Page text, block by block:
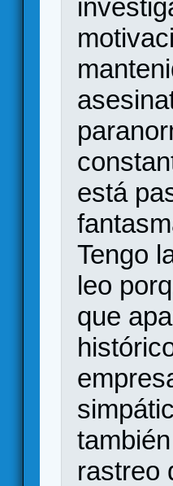
está
Tengo
leo
que
rastreo